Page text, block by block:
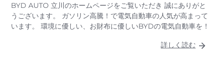
BYD AUTO 立川のホームページをご覧いただき 誠にありがと
うございます。 ガソリン高騰！で電気自動車の人気が高まって
います。 環境に優しい、お財布に優しいBYDの電気自動車を！
詳しく読む